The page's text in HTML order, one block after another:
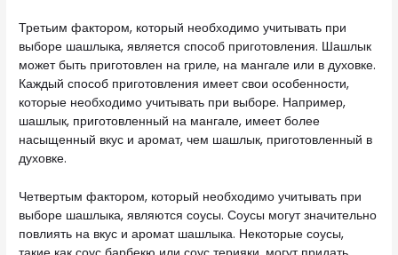
Третьим фактором, который необходимо учитывать при
выборе шашлыка, является способ приготовления. Шашлык
может быть приготовлен на гриле, на мангале или в духовке.
Каждый способ приготовления имеет свои особенности,
которые необходимо учитывать при выборе. Например,
шашлык, приготовленный на мангале, имеет более
насыщенный вкус и аромат, чем шашлык, приготовленный в
духовке.
Четвертым фактором, который необходимо учитывать при
выборе шашлыка, являются соусы. Соусы могут значительно
повлиять на вкус и аромат шашлыка. Некоторые соусы,